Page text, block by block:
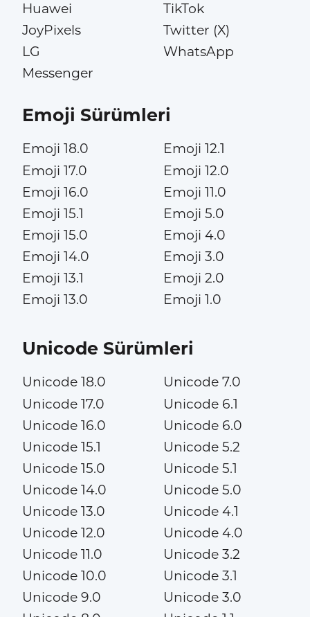
Huawei
JoyPixels
LG
Messenger
TikTok
Twitter (X)
WhatsApp
Emoji Sürümleri
Emoji 18.0
Emoji 17.0
Emoji 16.0
Emoji 15.1
Emoji 15.0
Emoji 14.0
Emoji 13.1
Emoji 13.0
Emoji 12.1
Emoji 12.0
Emoji 11.0
Emoji 5.0
Emoji 4.0
Emoji 3.0
Emoji 2.0
Emoji 1.0
Unicode Sürümleri
Unicode 18.0
Unicode 17.0
Unicode 16.0
Unicode 15.1
Unicode 15.0
Unicode 14.0
Unicode 13.0
Unicode 12.0
Unicode 11.0
Unicode 10.0
Unicode 9.0
Unicode 7.0
Unicode 6.1
Unicode 6.0
Unicode 5.2
Unicode 5.1
Unicode 5.0
Unicode 4.1
Unicode 4.0
Unicode 3.2
Unicode 3.1
Unicode 3.0